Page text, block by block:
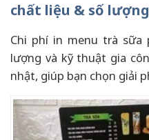
chất liệu & số lượng
Chi phí in menu trà sữa
lượng và kỹ thuật gia
nhật, giúp bạn chọn giải